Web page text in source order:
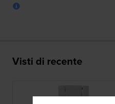
Visti di recente